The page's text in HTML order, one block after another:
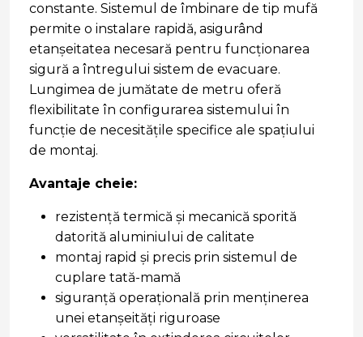
constante. Sistemul de îmbinare de tip mufă
permite o instalare rapidă, asigurând
etanșeitatea necesară pentru funcționarea
sigură a întregului sistem de evacuare.
Lungimea de jumătate de metru oferă
flexibilitate în configurarea sistemului în
funcție de necesitățile specifice ale spațiului
de montaj.
Avantaje cheie:
rezistență termică și mecanică sporită
datorită aluminiului de calitate
montaj rapid și precis prin sistemul de
cuplare tată-mamă
siguranță operațională prin menținerea
unei etanșeități riguroase